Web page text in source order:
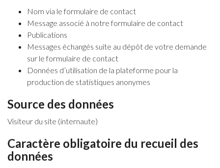
Nom via le formulaire de contact
Message associé à notre formulaire de contact
Publications
Messages échangés suite au dépôt de votre demande
sur le formulaire de contact
Données d’utilisation de la plateforme pour la
production de statistiques anonymes
Source des données
Visiteur du site (internaute)
Caractère obligatoire du recueil des
données